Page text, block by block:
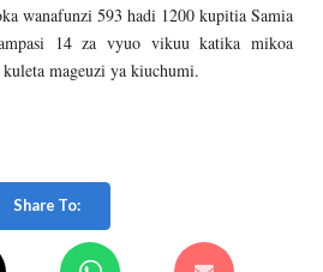
wanafunzi 593 hadi 1200 kupitia Samia
14 za vyuo vikuu katika mikoa
mageuzi ya kiuchumi.
Share To: